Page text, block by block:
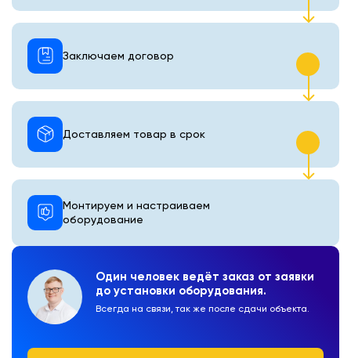
Один человек ведёт заказ от заявки
до установки оборудования.
Всегда на связи, так же после сдачи объекта.
Монтируем и настраиваем
оборудование
Доставляем товар в срок
Заключаем договор